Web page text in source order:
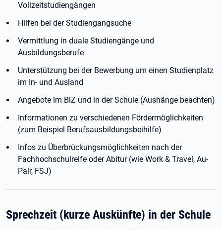
Vollzeitstudiengängen
Hilfen bei der Studiengangsuche
Vermittlung in duale Studiengänge und
Ausbildungsberufe
Unterstützung bei der Bewerbung um einen Studienplatz
im In- und Ausland
Angebote im BiZ und in der Schule (Aushänge beachten)
Informationen zu verschiedenen Fördermöglichkeiten
(zum Beispiel Berufsausbildungsbeihilfe)
Infos zu Überbrückungsmöglichkeiten nach der
Fachhochschulreife oder Abitur (wie Work & Travel, Au-
Pair, FSJ)
Sprechzeit (kurze Auskünfte) in der Schule